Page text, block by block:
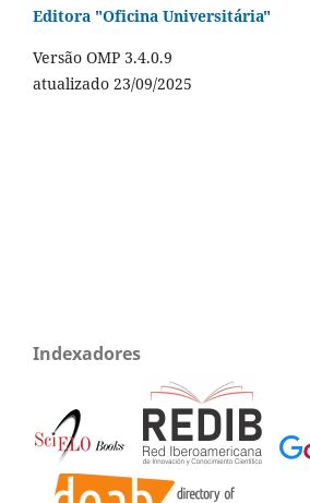
Editora "Oficina Universitária"
Versão OMP 3.4.0.9
atualizado 23/09/2025
Indexadores